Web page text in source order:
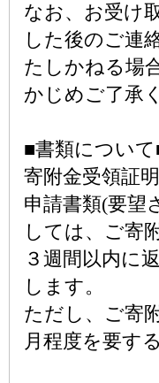
なお、お受け
した後のご連
たしかねる場
かじめご了承
■書類について
寄附金受領証
申請書類(要望
しては、ご寄
３週間以内に
します。
ただし、ご寄
月程度を要す